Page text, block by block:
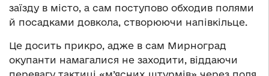
заїзду в місто, а сам поступово обходив полями
й посадками довкола, створюючи напівкільце.
Це досить прикро, адже в сам Мирноград
окупанти намагалися не заходити, віддаючи